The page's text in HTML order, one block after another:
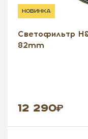
новинка
Светофильтр
82mm
12 290